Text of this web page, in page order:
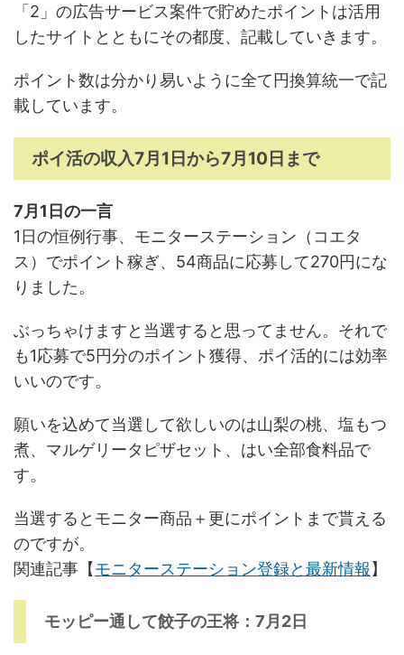
「2」の広告サービス案件で貯めたポイントは活用
したサイトとともにその都度、記載していきます。
ポイント数は分かり易いように全て円換算統一で記
載しています。
ポイ活の収入7月1日から7月10日まで
7月1日の一言
1日の恒例行事、モニターステーション（コエタ
ス）でポイント稼ぎ、54商品に応募して270円にな
りました。
ぶっちゃけますと当選すると思ってません。それで
も1応募で5円分のポイント獲得、ポイ活的には効率
いいのです。
願いを込めて当選して欲しいのは山梨の桃、塩もつ
煮、マルゲリータピザセット、はい全部食料品で
す。
当選するとモニター商品＋更にポイントまで貰える
のですが。
関連記事【モニターステーション登録と最新情報】
モッピー通して餃子の王将：7月2日